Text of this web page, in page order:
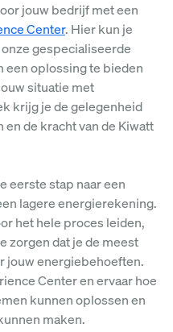
jouw bedrijf met een
Center. Hier kun je
gespecialiseerde
een oplossing te bieden
situatie met
krijg je de gelegenheid
de kracht van de Kiwatt
eerste stap naar een
lagere energierekening.
het hele proces leiden,
zorgen dat je de meest
jouw energiebehoeften.
Center en ervaar hoe
kunnen oplossen en
maken.